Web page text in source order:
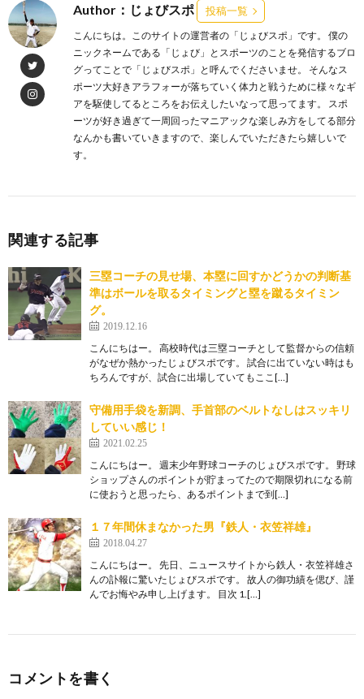
Author：じょびスポ 投稿一覧
こんにちは。このサイトの運営者の「じょびスポ」です。 僕の
ニックネームである「じょび」とスポーツのことを発信するブロ
グってことで「じょびスポ」と呼んでくださいませ。 そんなス
ポーツ大好きアラフォーが落ちていく体力と戦うために様々なギ
アを駆使してるところをお伝えしたいなって思ってます。 スポ
ーツが好き過ぎて一周回ったマニアックな楽しみ方をしてる部分
なんかも書いていきますので、楽しんでいただきたら嬉しいで
す。
関連する記事
三塁コーチの見せ場、本塁に回すかどうかの判断基
準はボールを取るタイミングと塁を蹴るタイミン
グ。
2019.12.16
こんにちはー。 高校時代は三塁コーチとして監督からの信頼
がなぜか熱かったじょびスポです。 試合に出ていない時はも
ちろんですが、試合に出場していてもここ[…]
守備用手袋を新調、手首部のベルトなしはスッキリ
していい感じ！
2021.02.25
こんにちはー。 週末少年野球コーチのじょびスポです。 野球
ショップさんのポイントが貯まってたので期限切れになる前
に使おうと思ったら、あるポイントまで到[…]
１７年間休まなかった男『鉄人・衣笠祥雄』
2018.04.27
こんにちはー。 先日、ニュースサイトから鉄人・衣笠祥雄さ
んの訃報に驚いたじょびスポです。 故人の御功績を偲び、謹
んでお悔やみ申し上げます。 目次 1.[…]
コメントを書く